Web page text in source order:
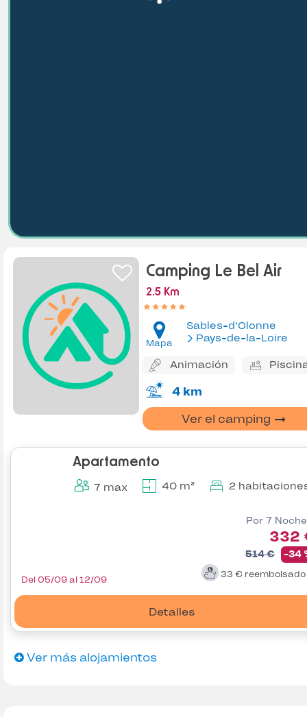
Camping Le Bel Air
2.5 Km
Mapa
Sables-d'Olonne
Pays-de-la-Loire
Animación
4 km
Ver el camping
Apartamento
7 max 40 m² 2
Por 7
332
514 € -34
33 € reembolsado
Detalles
Del 05/09 al 12/09
Ver más alojamientos